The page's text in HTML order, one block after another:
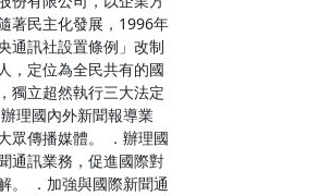
著民主化發展，1996年
通訊社設置條例」改制
，定位為全民共有的國
獨立超然執行三大法定
理國內外新聞報導業
眾傳播媒體。 ．辦理國
通訊業務，促進國際對
。 ．加強與國際新聞通